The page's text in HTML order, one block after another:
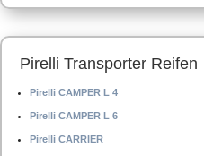
Pirelli Transporter Reifen
Pirelli CAMPER L 4
Pirelli CAMPER L 6
Pirelli CARRIER